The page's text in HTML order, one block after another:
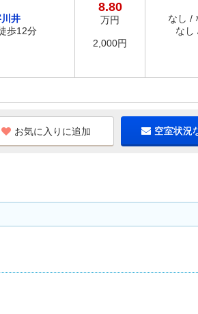
井
歩12分
8.80
万円
2,000円
なし /
なし
お気に入りに追加 空室状況